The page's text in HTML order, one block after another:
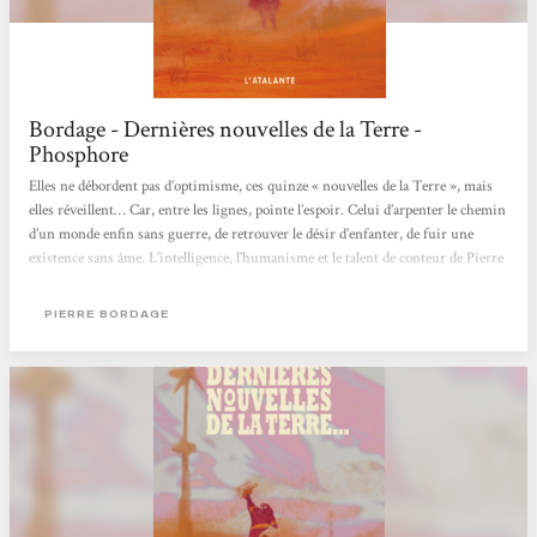
Bordage - Dernières nouvelles de la Terre -
Phosphore
Elles ne débordent pas d’optimisme, ces quinze « nouvelles de la Terre », mais
elles réveillent… Car, entre les lignes, pointe l’espoir. Celui d’arpenter le chemin
d’un monde enfin sans guerre, de retrouver le désir d’enfanter, de fuir une
existence sans âme. L’intelligence, l’humanisme et le talent de conteur de Pierre
Denis Guiot.
PIERRE BORDAGE